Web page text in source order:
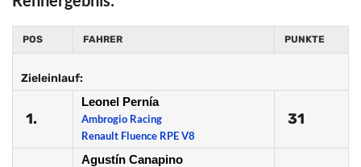
POS FAHRER PUNKTE
Zieleinlauf:
1.
Leonel Pernía
Ambrogio Racing
Renault Fluence RPE V8
31
Agustín Canapino